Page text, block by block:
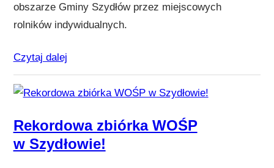
obszarze Gminy Szydłów przez miejscowych
rolników indywidualnych.
Czytaj dalej
Rekordowa zbiórka WOŚP
w Szydłowie!